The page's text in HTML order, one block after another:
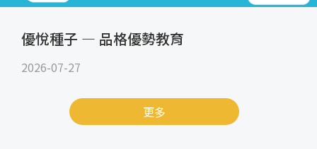
優悅種子 — 品格優勢教育
2026-07-27
更多